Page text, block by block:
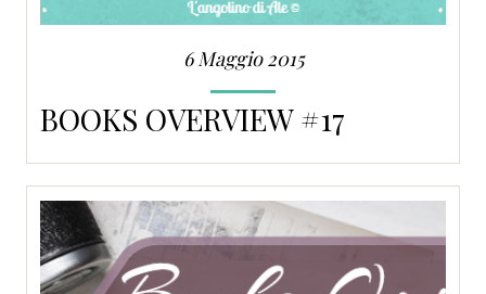
6 Maggio 2015
BOOKS OVERVIEW #17